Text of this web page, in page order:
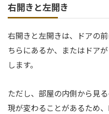
右開きと左開き
右開きと左開きは、ドアの
ちらにあるか、またはドア
します。
ただし、部屋の内側から見
現が変わることがあるため